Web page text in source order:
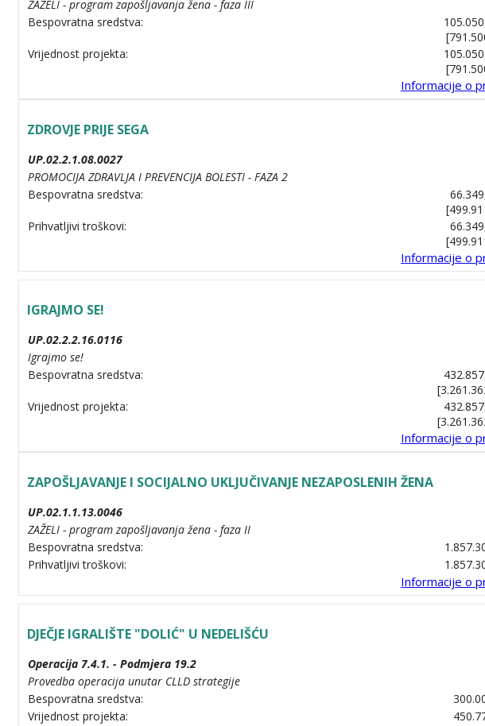
ZAŽELI - program zapošljavanja žena - faza III
Bespovratna sredstva:
Vrijednost projekta:
Informacije o
ZDROVJE PRIJE SEGA
UP.02.2.1.08.0027
PROMOCIJA ZDRAVLJA I PREVENCIJA BOLESTI - FAZA 2
Bespovratna sredstva:
Prihvatljivi troškovi:
Informacije o
IGRAJMO SE!
UP.02.2.2.16.0116
Igrajmo se!
Bespovratna sredstva:
Vrijednost projekta:
Informacije o
ZAPOŠLJAVANJE I SOCIJALNO UKLJUČIVANJE NEZAPOSLENIH ŽENA
UP.02.1.1.13.0046
ZAŽELI - program zapošljavanja žena - faza II
Bespovratna sredstva:
Prihvatljivi troškovi:
Informacije o
DJEČJE IGRALIŠTE "DOLIĆ" U NEDELIŠĆU
Operacija 7.4.1. - Podmjera 19.2
Provedba operacija unutar CLLD strategije
Bespovratna sredstva:
Vrijednost projekta: